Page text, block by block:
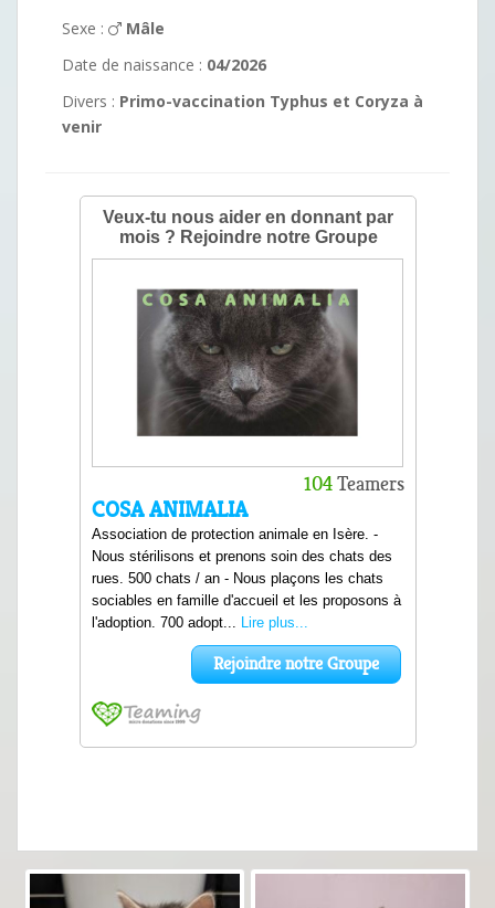
Sexe :
Mâle
Date de naissance : 04/2026
Divers : Primo-vaccination Typhus et Coryza à
venir